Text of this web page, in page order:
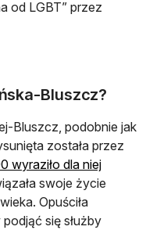
od LGBT” przez
Bluszcz?
Bluszcz, podobnie jak
została przez
wyraziło dla niej
swoje życie
Opuściła
się służby